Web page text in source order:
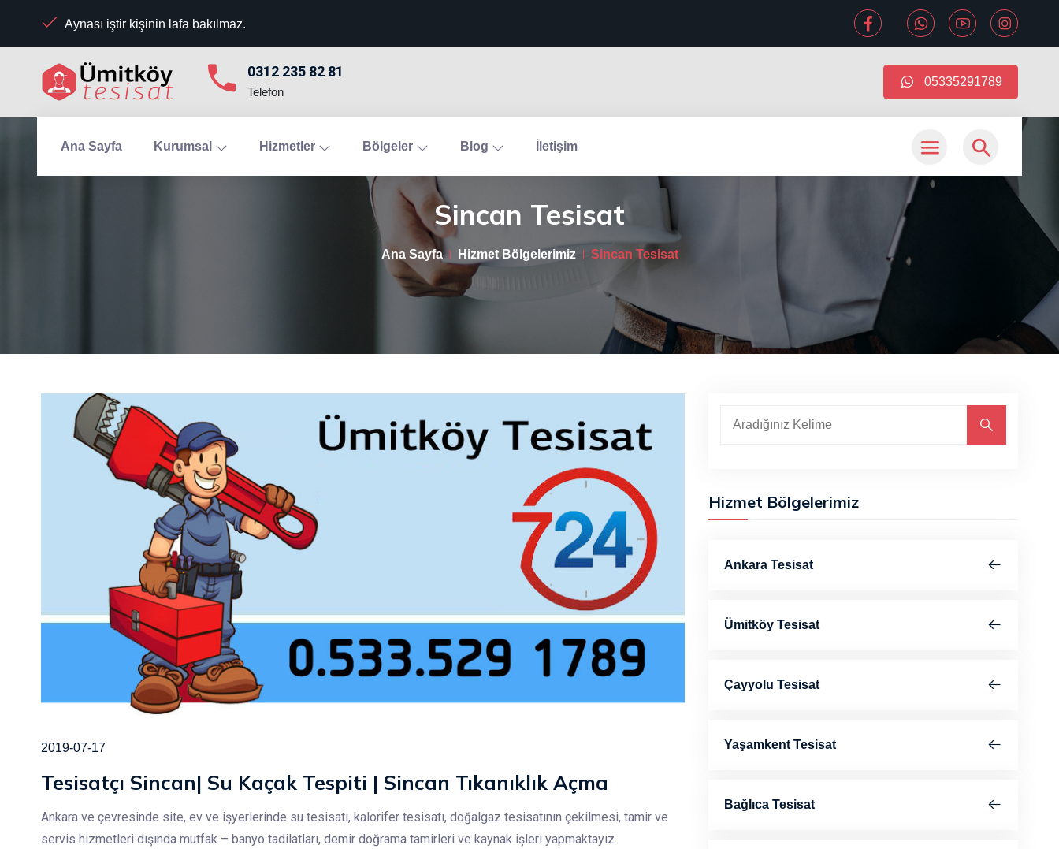
Aynası iştir kişinin lafa bakılmaz.
0312 235 82 81
Telefon
05335291789
Ana Sayfa Kurumsal Hizmetler Bölgeler Blog İletişim
Sincan Tesisat
Ana Sayfa Hizmet Bölgelerimiz Sincan Tesisat
2019-07-17
Tesisatçı Sincan| Su Kaçak Tespiti | Sincan Tıkanıklık Açma
Ankara ve çevresinde site, ev ve işyerlerinde su tesisatı, kalorifer tesisatı, doğalgaz tesisatının çekilmesi, tamir ve
servis hizmetleri dışında mutfak – banyo tadilatları, demir doğrama tamirleri ve kaynak işleri yapmaktayız.
Hizmet Bölgelerimiz
Ankara Tesisat
Ümitköy Tesisat
Çayyolu Tesisat
Yaşamkent Tesisat
Bağlıca Tesisat